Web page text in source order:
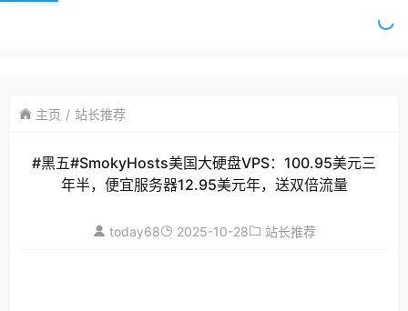
主页 站长推荐
#黑五#SmokyHosts美国大硬盘VPS：100.95美元三
年半，便宜服务器12.95美元年，送双倍流量
today68 2025-10-28 站长推荐